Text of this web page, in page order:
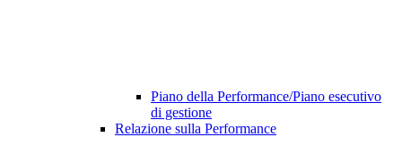
Piano della Performance/Piano esecutivo
di gestione
Relazione sulla Performance